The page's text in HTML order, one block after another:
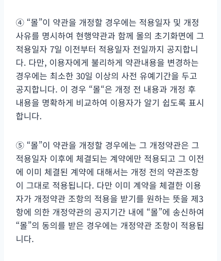
④ “몰”이 약관을 개정할 경우에는 적용일자 및 개정
사유를 명시하여 현행약관과 함께 몰의 초기화면에 그
적용일자 7일 이전부터 적용일자 전일까지 공지합니
다. 다만, 이용자에게 불리하게 약관내용을 변경하는
경우에는 최소한 30일 이상의 사전 유예기간을 두고
공지합니다. 이 경우 “몰“은 개정 전 내용과 개정 후
내용을 명확하게 비교하여 이용자가 알기 쉽도록 표시
합니다.
⑤ “몰”이 약관을 개정할 경우에는 그 개정약관은 그
적용일자 이후에 체결되는 계약에만 적용되고 그 이전
에 이미 체결된 계약에 대해서는 개정 전의 약관조항
이 그대로 적용됩니다. 다만 이미 계약을 체결한 이용
자가 개정약관 조항의 적용을 받기를 원하는 뜻을 제3
항에 의한 개정약관의 공지기간 내에 “몰”에 송신하여
“몰”의 동의를 받은 경우에는 개정약관 조항이 적용됩
니다.